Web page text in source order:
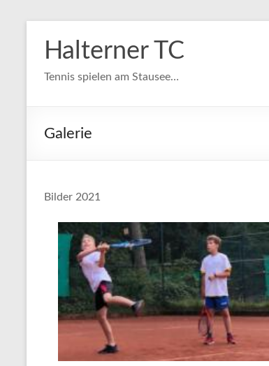
Inhalt
springenHalterner TC
Tennis spielen am Stausee…
Galerie
Bilder 2021